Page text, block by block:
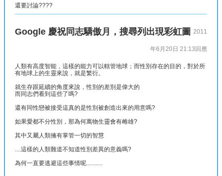
還要討論????
Google 慶祝同志驕傲月，搜尋列出現彩虹圖 2011
年6月20日 21:13 回應
人類有高度智能，這樣的能力可以轄管地球；而性別存在的目的，對於所
有地球上的生靈來說，就是繁衍。
就生存跟延續的角度來說，性別的差別是偉大的
而同志們看到這些了嗎?
還有同性戀被接受這真的是性別被創造出來的用意嗎?
如果愛都不分性別，那為何萬物生靈會有雌雄?
其中又屬人類擁有掌管一切的智慧
....這樣的人類難道不知道性別差異的意義嗎?
為何一直要逃避這些事情呢...........